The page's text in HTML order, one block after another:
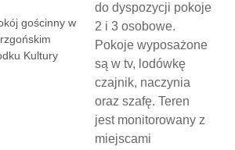
do dyspozycji pokoje
2 i 3 osobowe.
Pokoje wyposażone
są w tv, lodówkę
czajnik, naczynia
oraz szafę. Teren
jest monitorowany z
miejscami